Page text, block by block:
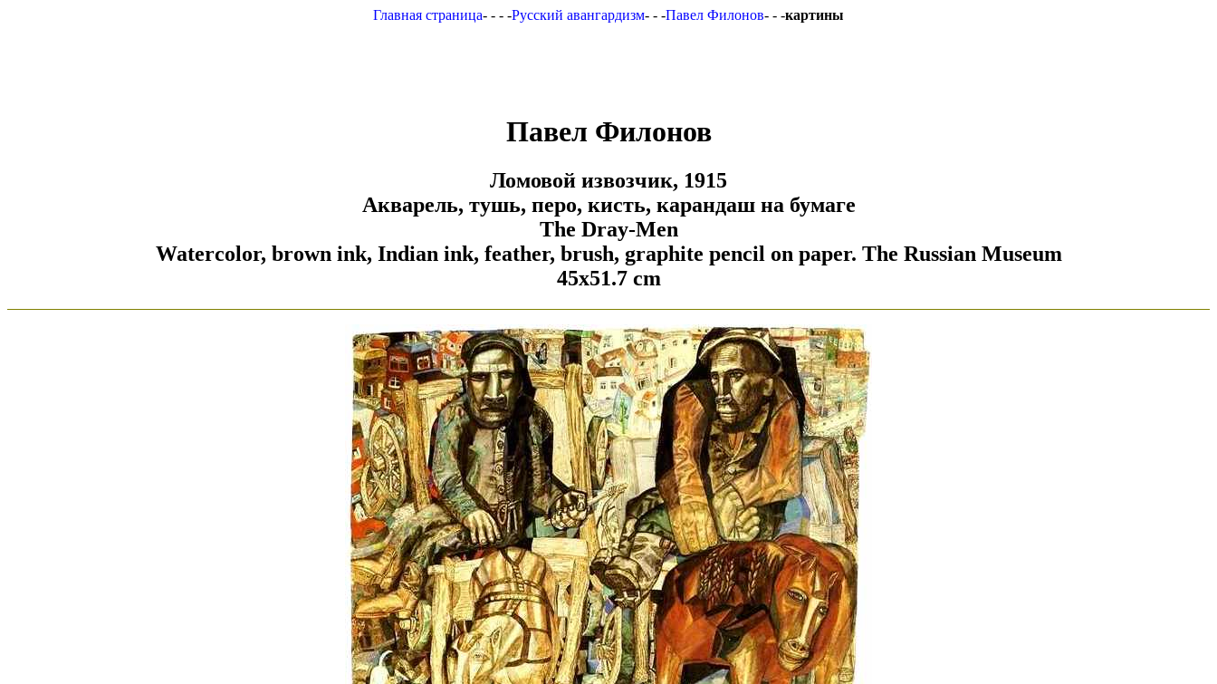
Главная страница- - - -Русский авангардизм- - -Павел Филонов- - -картины
Павел Филонов
Ломовой извозчик, 1915
Акварель, тушь, перо, кисть, карандаш на бумаге
The Dray-Men
Watercolor, brown ink, Indian ink, feather, brush, graphite pencil on paper. The Russian Museum
45x51.7 cm